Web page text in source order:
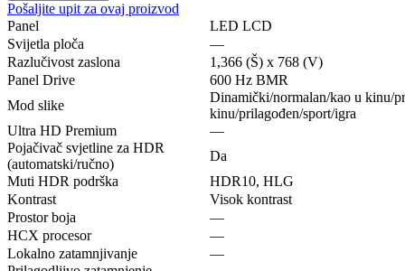
Pošaljite upit za ovaj proizvod
Panel
LED LCD
Svijetla ploča
—
Razlučivost zaslona
1,366 (Š) x 768 (V)
Panel Drive
600 Hz BMR
Mod slike
Dinamički/normalan/kao u kinu/
kinu/prilagođen/sport/igra
Ultra HD Premium
—
Pojačivač svjetline za HDR
(automatski/ručno)
Da
Muti HDR podrška
HDR10, HLG
Kontrast
Visok kontrast
Prostor boja
—
HCX procesor
—
Lokalno zatamnjivanje
—